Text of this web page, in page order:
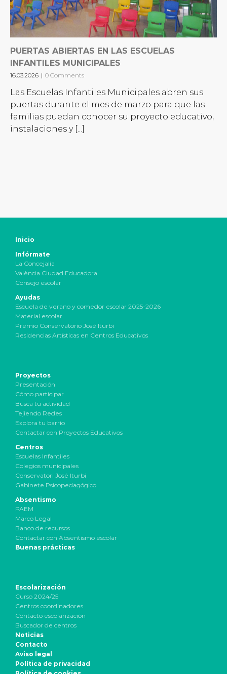
PUERTAS ABIERTAS EN LAS ESCUELAS
INFANTILES MUNICIPALES
16.03.2026 | 0 Comments
Las Escuelas Infantiles Municipales abren sus
puertas durante el mes de marzo para que las
familias puedan conocer su proyecto educativo,
instalaciones y [...]
Inicio
Infórmate
La Concejalía
València Ciudad Educadora
Consejo escolar
Ayudas
Escuela de verano y comedor escolar 2025-2026
Material escolar
Premio Conservatorio José Iturbi
Residencias Artísticas en Centros Educativos
Proyectos
Presentación
Cómo participar
Busca tu actividad
Tejiendo Redes
Explora tu barrio
Contactar con Proyectos Educativos
Centros
Escuelas Infantiles
Colegios municipales
Conservatori José Iturbi
Gabinete Psicopedagógico
Absentismo
PAEM
Marco Legal
Banco de recursos
Contactar con Absentismo escolar
Buenas prácticas
Escolarización
Curso 2024/25
Centros coordinadores
Contacto escolarización
Buscador de centros
Noticias
Contacto
Aviso legal
Política de privacidad